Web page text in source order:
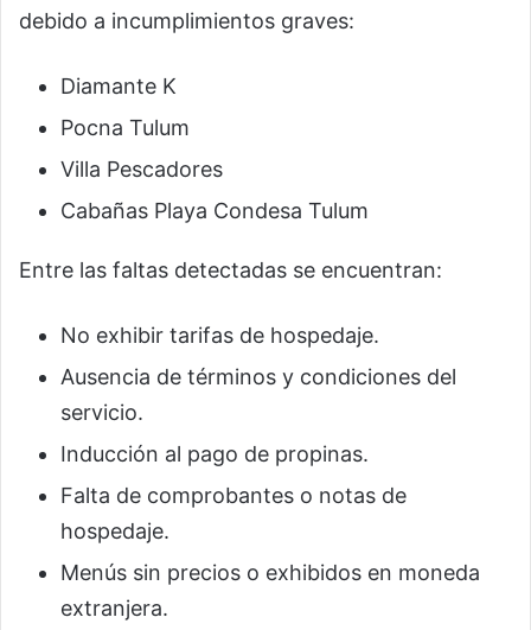
debido a incumplimientos graves:
Diamante K
Pocna Tulum
Villa Pescadores
Cabañas Playa Condesa Tulum
Entre las faltas detectadas se encuentran:
No exhibir tarifas de hospedaje.
Ausencia de términos y condiciones del
servicio.
Inducción al pago de propinas.
Falta de comprobantes o notas de
hospedaje.
Menús sin precios o exhibidos en moneda
extranjera.